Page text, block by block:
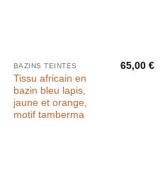
BAZINS TEINTÉS
Tissu africain en
bazin bleu lapis,
jaune et orange,
motif tamberma
65,00€